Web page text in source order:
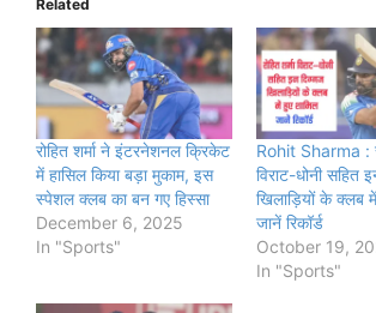
Related
रोहित शर्मा ने इंटरनेशनल क्रिकेट
में हासिल किया बड़ा मुकाम, इस
स्पेशल क्लब का बन गए हिस्सा
December 6, 2025
In "Sports"
Rohit Sharma :
विराट-धोनी सहित
खिलाड़ियों के क्लब
जानें रिकॉर्ड
October 19,
In "Sports"